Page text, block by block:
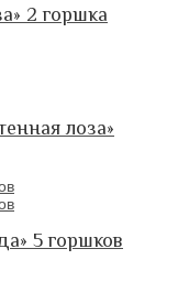
2 горшка
лоза»
5 горшков